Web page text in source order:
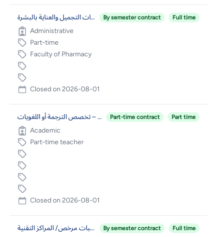
أخصائية عناية بالبشرة/ قسم مستحضرات التجميل والعناية بالبشرة By semester contract Full time
Administrative
Part-time
Faculty of Pharmacy
Closed on 2026-08-01
عضو هيئة تدريس في قسم اللغة الإنجليزية – تخصص الترجمة أو اللغويات Part-time contract Part time
Academic
Part-time teacher
Closed on 2026-08-01
فاحص مركبات مرخص/ المراكز التقنية By semester contract Full time